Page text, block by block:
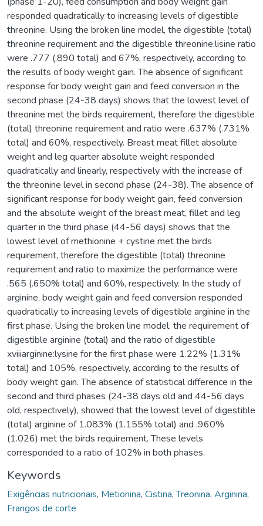
responded quadratically to increasing levels of digestible
threonine. Using the broken line model, the digestible (total)
threonine requirement and the digestible threonine:lisine ratio
were .777 (.890 total) and 67%, respectively, according to
the results of body weight gain. The absence of significant
response for body weight gain and feed conversion in the
second phase (24-38 days) shows that the lowest level of
threonine met the birds requirement, therefore the digestible
(total) threonine requirement and ratio were .637% (.731%
total) and 60%, respectively. Breast meat fillet absolute
weight and leg quarter absolute weight responded
quadratically and linearly, respectively with the increase of
the threonine level in second phase (24-38). The absence of
significant response for body weight gain, feed conversion
and the absolute weight of the breast meat, fillet and leg
quarter in the third phase (44-56 days) shows that the
lowest level of methionine + cystine met the birds
requirement, therefore the digestible (total) threonine
requirement and ratio to maximize the performance were
.565 (.650% total) and 60%, respectively. In the study of
arginine, body weight gain and feed conversion responded
quadratically to increasing levels of digestible arginine in the
first phase. Using the broken line model, the requirement of
digestible arginine (total) and the ratio of digestible
xviiiarginine:lysine for the first phase were 1.22% (1.31%
total) and 105%, respectively, according to the results of
body weight gain. The absence of statistical difference in the
second and third phases (24-38 days old and 44-56 days
old, respectively), showed that the lowest level of digestible
(total) arginine of 1.083% (1.155% total) and .960%
(1.026) met the birds requirement. These levels
corresponded to a ratio of 102% in both phases.
Keywords
Exigências nutricionais, Metionina, Cistina,Treonina, Arginina,
Frangos de corte